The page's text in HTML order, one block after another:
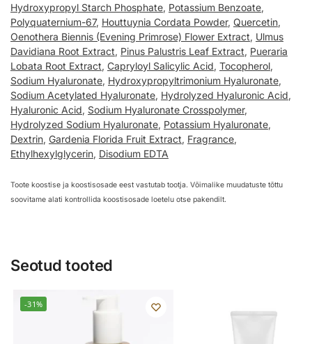
Hydroxypropyl Starch Phosphate, Potassium Benzoate,
Polyquaternium-67, Houttuynia Cordata Powder, Quercetin,
Oenothera Biennis (Evening Primrose) Flower Extract, Ulmus
Davidiana Root Extract, Pinus Palustris Leaf Extract, Pueraria
Lobata Root Extract, Capryloyl Salicylic Acid, Tocopherol,
Sodium Hyaluronate, Hydroxypropyltrimonium Hyaluronate,
Sodium Acetylated Hyaluronate, Hydrolyzed Hyaluronic Acid,
Hyaluronic Acid, Sodium Hyaluronate Crosspolymer,
Hydrolyzed Sodium Hyaluronate, Potassium Hyaluronate,
Dextrin, Gardenia Florida Fruit Extract, Fragrance,
Ethylhexylglycerin, Disodium EDTA
Toote koostise ja koostisosade eest vastutab tootja. Võimalike muudatuste tõttu
soovitame alati kontrollida koostisosade loetelu otse pakendilt.
Seotud tooted
-31%